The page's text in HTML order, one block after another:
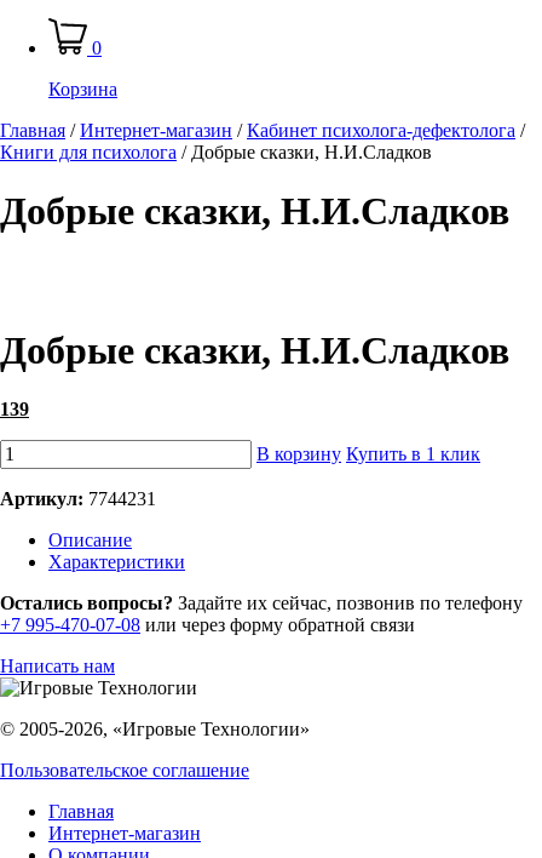
0
Корзина
Главная /Интернет-магазин /Кабинет психолога-дефектолога /
Книги для психолога / Добрые сказки, Н.И.Сладков
Добрые сказки, Н.И.Сладков
Добрые сказки, Н.И.Сладков
139
В корзину Купить в 1 клик
Артикул: 7744231
Описание
Характеристики
Остались вопросы? Задайте их сейчас, позвонив по телефону
+7 995-470-07-08 или через форму обратной связи
Написать нам
© 2005-2026, «Игровые Технологии»
Пользовательское соглашение
Главная
Интернет-магазин